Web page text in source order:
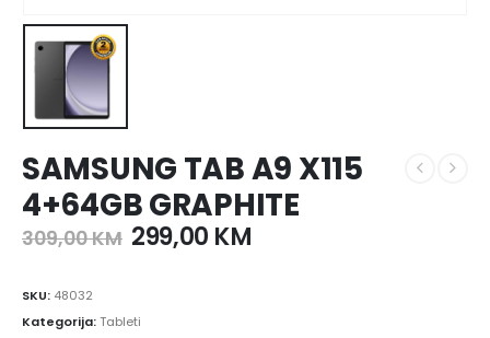
SAMSUNG TAB A9 X115
4+64GB GRAPHITE
309,00KM 299,00 KM
SKU: 48032
Kategorija:Tableti